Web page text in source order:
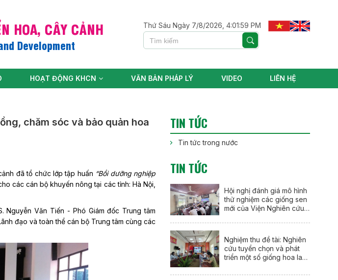
HOA, CÂY CẢNH
Development
Thứ Sáu Ngày 7/8/2026, 4:02:00 PM
HOẠT ĐỘNG KHCN VĂN BẢN PHÁP LÝ VIDEO LIÊN HỆ
chăm sóc và bảo quản hoa
đã tổ chức lớp tập huấn “Bồi dưỡng nghiệp
các cán bộ khuyến nông tại các tỉnh: Hà Nội,
Văn Tiến - Phó Giám đốc Trung tâm
đạo và toàn thể cán bộ Trung tâm cùng các
TIN TỨC
Tin tức trong nước
TIN TỨC
Hội nghị đánh giá mô hình
thử nghiệm các giống sen
mới của Viện Nghiên cứu
Nghiệm thu đề tài: Nghiên
cứu tuyển chọn và phát
triển một số giống hoa lay
communis L.) tại Nam Định